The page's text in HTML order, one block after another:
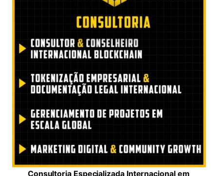
Consultoria Especializada Internacional em